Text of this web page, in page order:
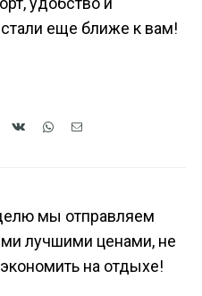
еще ближе к вам!
мы отправляем
лучшими ценами, не
на отдыхе!